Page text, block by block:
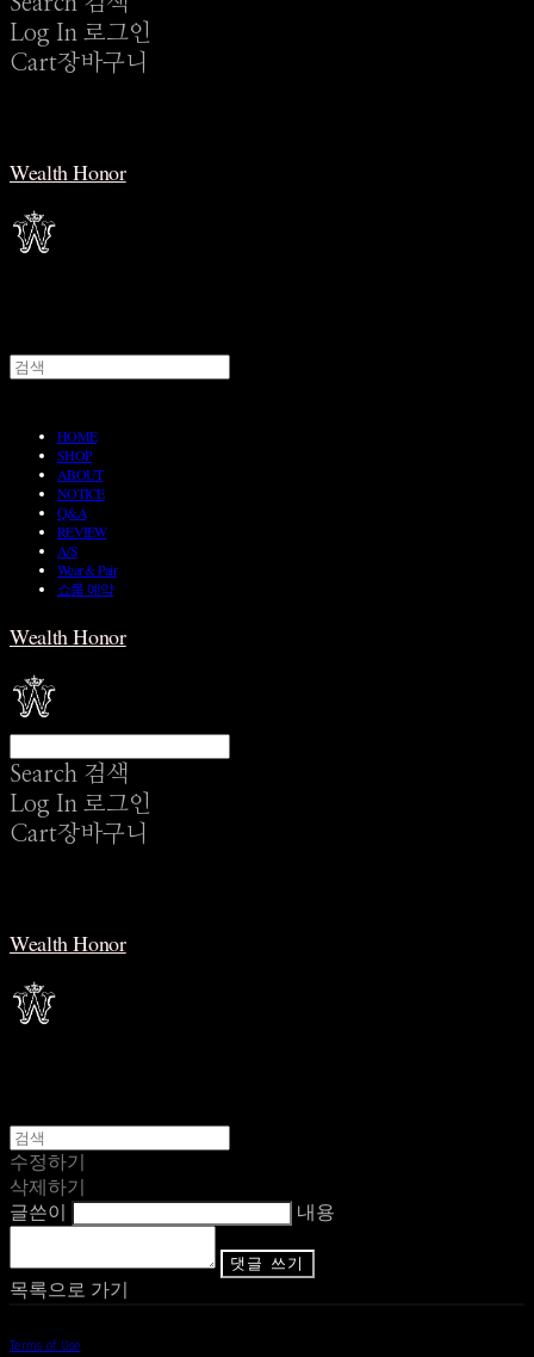
Log In 로그인
Cart장바구니
Wealth Honor
HOME
SHOP
ABOUT
NOTICE
Q&A
REVIEW
A/S
Wear & Pair
쇼룸 예약
Wealth Honor
Search 검색
Log In 로그인
Cart장바구니
Wealth Honor
수정하기
삭제하기
글쓴이
내용
댓글 쓰기
목록으로 가기
Terms of Use